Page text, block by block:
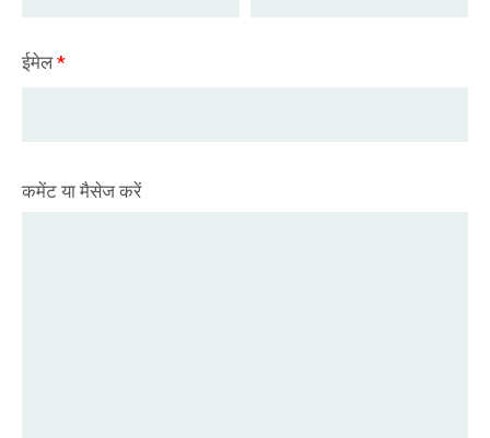
ईमेल*
कमेंट या मैसेज करें